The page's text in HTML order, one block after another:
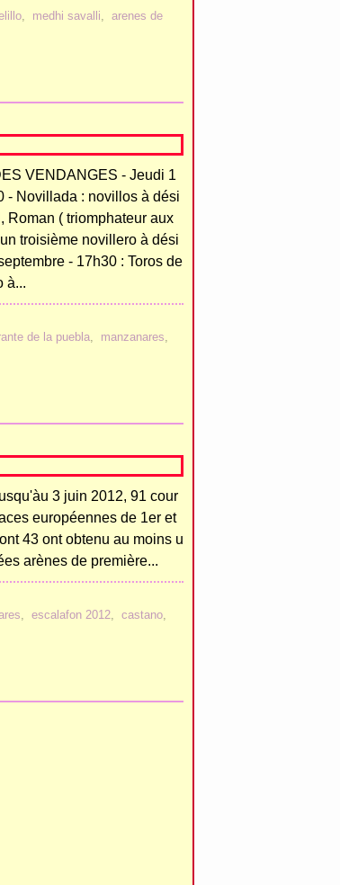
, medhi savalli, arenes de
VENDANGES - Jeudi 1
- Novillada : novillos à dési
Roman ( triomphateur aux
troisième novillero à dési
- 17h30 : Toros de
à...
de la puebla, manzanares,
3 juin 2012, 91 cour
européennes de 1er et
43 ont obtenu au moins u
arènes de première...
, escalafon 2012, castano,